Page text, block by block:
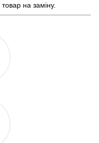
на заміну.